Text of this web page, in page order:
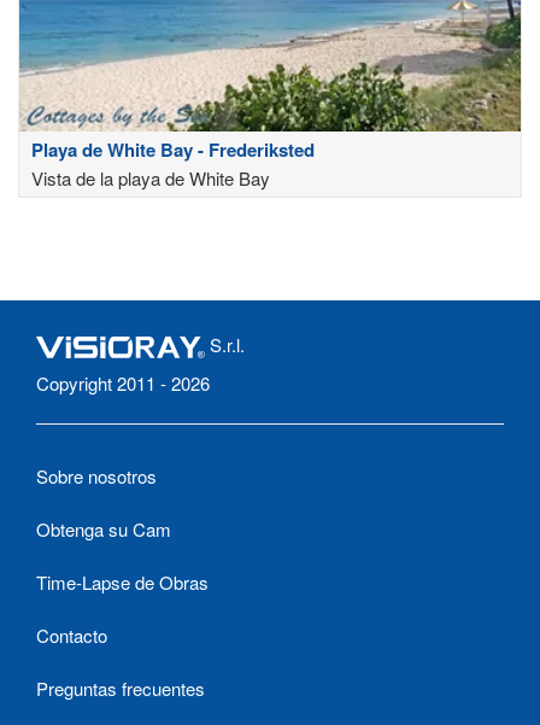
Playa de White Bay - Frederiksted
Vista de la playa de White Bay
S.r.l.
Copyright 2011 - 2026
Sobre nosotros
Obtenga su Cam
Time-Lapse de Obras
Contacto
Preguntas frecuentes